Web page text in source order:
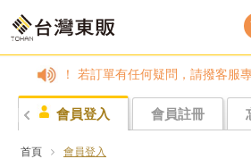
小心詐騙！ 若訂單有任何疑問，請撥客服
會員登入 會員註冊
首頁 會員登入